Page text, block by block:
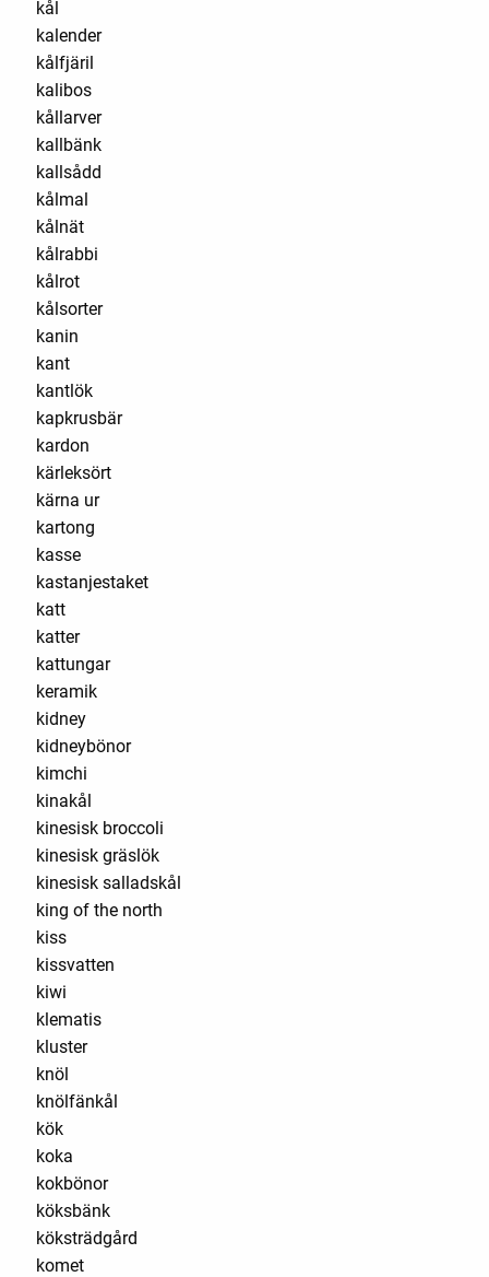
kål
kalender
kålfjäril
kalibos
kållarver
kallbänk
kallsådd
kålmal
kålnät
kålrabbi
kålrot
kålsorter
kanin
kant
kantlök
kapkrusbär
kardon
kärleksört
kärna ur
kartong
kasse
kastanjestaket
katt
katter
kattungar
keramik
kidney
kidneybönor
kimchi
kinakål
kinesisk broccoli
kinesisk gräslök
kinesisk salladskål
king of the north
kiss
kissvatten
kiwi
klematis
kluster
knöl
knölfänkål
kök
koka
kokbönor
köksbänk
köksträdgård
komet